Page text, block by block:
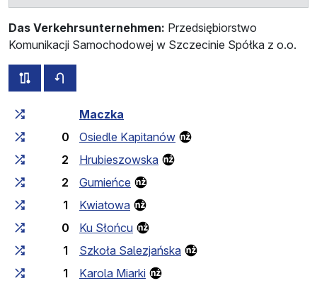
Das Verkehrsunternehmen: Przedsiębiorstwo
Komunikacji Samochodowej w Szczecinie Spółka z o.o.
alle Strecken dieser Linie
Fahrtzeit zunehmend
Maczka
0
Osiedle Kapitanów
2
Hrubieszowska
2
Gumieńce
1
Kwiatowa
0
Ku Słońcu
1
Szkoła Salezjańska
1
Karola Miarki